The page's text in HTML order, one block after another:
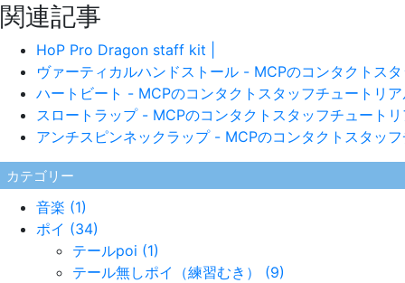
関連記事
HoP Pro Dragon staff kit |
ヴァーティカルハンドストール - MCPのコンタクトス
ハートビート - MCPのコンタクトスタッフチュートリ
スロートラップ - MCPのコンタクトスタッフチュート
アンチスピンネックラップ - MCPのコンタクトスタッ
カテゴリー
音楽 (1)
ポイ (34)
テールpoi (1)
テール無しポイ（練習むき） (9)